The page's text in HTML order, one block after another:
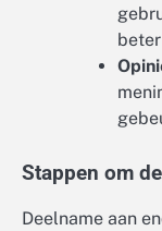
Stappen om
Deelname aan